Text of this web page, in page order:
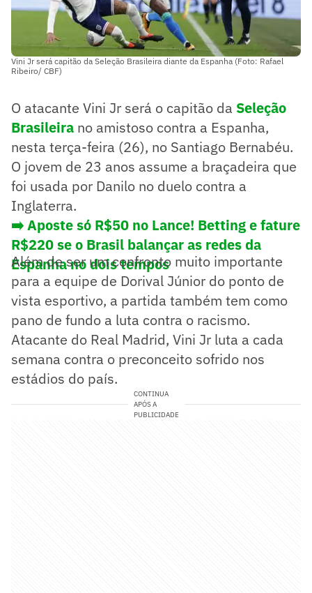
Vini Jr será capitão da Seleção Brasileira diante da Espanha (Foto: Rafael
Ribeiro/ CBF)
O atacante Vini Jr será o capitão da Seleção
Brasileira no amistoso contra a Espanha,
nesta terça-feira (26), no Santiago Bernabéu.
O jovem de 23 anos assume a braçadeira que
foi usada por Danilo no duelo contra a
Inglaterra.
➡️ Aposte só R$50 no Lance! Betting e fature
R$220 se o Brasil balançar as redes da
Espanha no dois tempos
Além de ser um confronto muito importante
para a equipe de Dorival Júnior do ponto de
vista esportivo, a partida também tem como
pano de fundo a luta contra o racismo.
Atacante do Real Madrid, Vini Jr luta a cada
semana contra o preconceito sofrido nos
estádios do país.
CONTINUA
APÓS A
PUBLICIDADE